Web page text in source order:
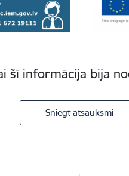
šī informācija bija
Sniegt atsauksmi